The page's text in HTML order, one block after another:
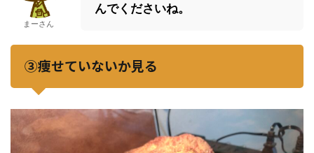
まーさん
んでくださいね。
③痩せていないか見る